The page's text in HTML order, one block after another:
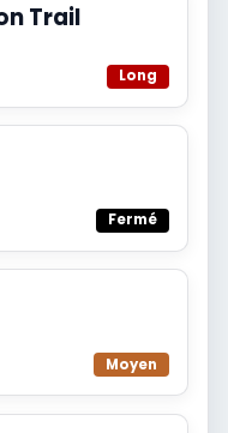
Trail
Long
Fermé
Moyen